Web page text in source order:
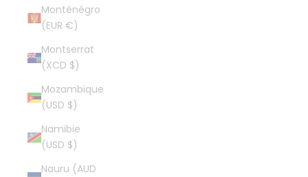
Monténégro
(EUR €)
Montserrat
(XCD $)
Mozambique
(USD $)
Namibie
(USD $)
Nauru (AUD